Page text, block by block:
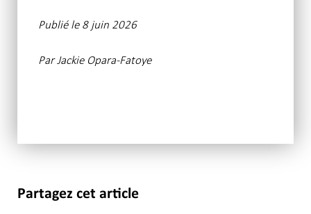
Publié le 8 juin 2026
ParJackie Opara-Fatoye
Partagez cet article